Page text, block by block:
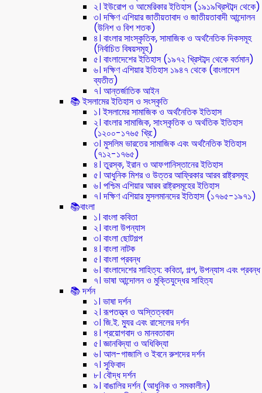
২। ইউরোপ ও আমেরিকার ইতিহাস (১৯১৯খ্রিস্টাব্দ থেকে)
৩। দক্ষিণ এশিয়ার জাতীয়তাবাদ ও জাতীয়তাবাদী আন্দোলন
(উনিশ ও বিশ শতক)
৪। বাংলার সাংস্কৃতিক, সামাজিক ও অর্থনৈতিক দিকসমূহ
(নির্বাচিত বিষয়সমূহ)
৫। বাংলাদেশের ইতিহাস (১৯৭২ খ্রিস্টাব্দ থেকে বর্তমান)
৬। দক্ষিণ এশিয়ার ইতিহাস ১৯৪৭ থেকে (বাংলাদেশ
ব্যতীত)
৭। আন্তর্জাতিক আইন
📚 ইসলামের ইতিহাস ও সংস্কৃতি
১। ইসলামের সামাজিক ও অর্থনৈতিক ইতিহাস
২। বাংলার সামাজিক, সাংস্কৃতিক ও অর্থতিক ইতিহাস
(১২০০-১৭৬৫ খ্রি:)
৩। মুসলিম ভারতের সামাজিক এবং অর্থনৈতিক ইতিহাস
(৭১২-১৭৬৫)
৪। তুরস্ক, ইরান ও আফগানিস্তানের ইতিহাস
৫। আধুনিক মিশর ও উত্তর আফ্রিকার আরব রাষ্ট্রসমূহ
৬। পশ্চিম এশিয়ার আরব রাষ্ট্রসমূহের ইতিহাস
৭। দক্ষিণ এশিয়ার মুসলমানদের ইতিহাস (১৭৬৫-১৯৭১)
📚বাংলা
১। বাংলা কবিতা
২। বাংলা উপন্যাস
৩। বাংলা ছোটগল্প
৪। বাংলা নাটক
৫। বাংলা প্রবন্ধ
৬। বাংলাদেশের সাহিত্য: কবিতা, গল্প, উপন্যাস এবং প্রবন্ধ
৭। ভাষা আন্দোলন ও মুক্তিযুদ্ধের সাহিত্য
📚 দর্শন
১। ভাষা দর্শন
২। রূপতত্ত্ব ও অস্তিত্ববাদ
৩। জি.ই. ম্যুর এবং রাসেলের দর্শন
৪। প্রয়োগবাদ ও মানবতাবাদ
৫। জ্ঞানবিদ্যা ও অধিবিদ্যা
৬। আল-গাজালি ও ইবনে রুশদের দর্শন
৭। সুফিবাদ
৮। বৌদ্ধ দর্শন
৯। বাঙালির দর্শন (আধুনিক ও সমকালীন)